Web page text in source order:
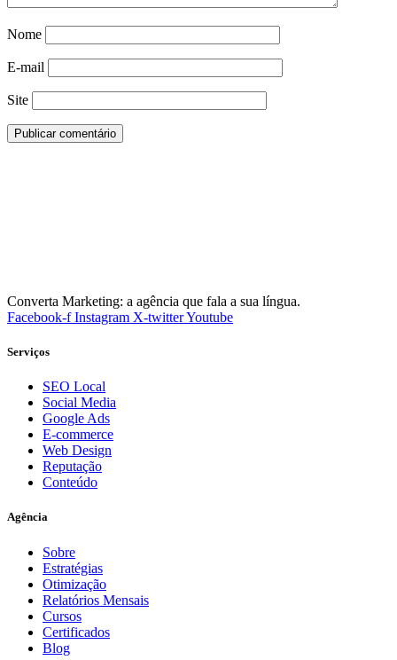
Nome
E-mail
Site
Converta Marketing: a agência que fala a sua língua.
Facebook-f Instagram X-twitterYoutube
Serviços
SEO Local
Social Media
Google Ads
E-commerce
Web Design
Reputação
Conteúdo
Agência
Sobre
Estratégias
Otimização
Relatórios Mensais
Cursos
Certificados
Blog